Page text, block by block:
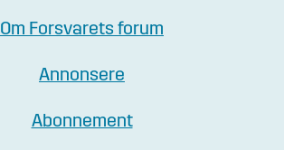
Om Forsvarets forum
Annonsere
Abonnement